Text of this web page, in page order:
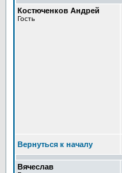
Костюченков Андрей
Гость
Вернуться к началу
Вячеслав